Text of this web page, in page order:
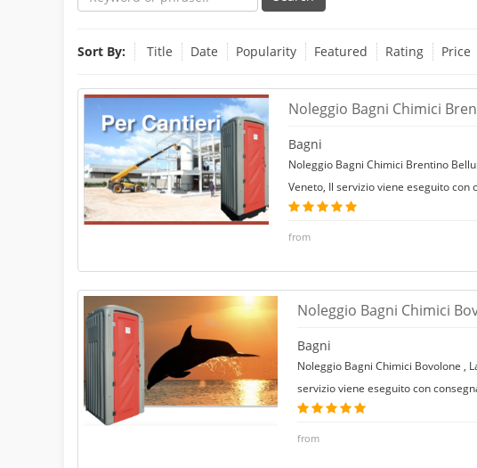
Sort By: Title Date Popularity Featured Rating Price
Noleggio Bagni Chimici
Bagni
Noleggio Bagni Chimici Brentino
Veneto, Il servizio viene eseguito
from
Noleggio Bagni Chimici
Bagni
Noleggio Bagni Chimici Bovolone ,
servizio viene eseguito con
from